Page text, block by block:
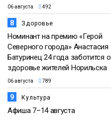
06 августа 492
8 Здоровье
Номинант на премию «Герой
Северного города» Анастасия
Батуринец 24 года заботится о
здоровье жителей Норильска
06 августа 789
9 Культура
Афиша 7–14 августа